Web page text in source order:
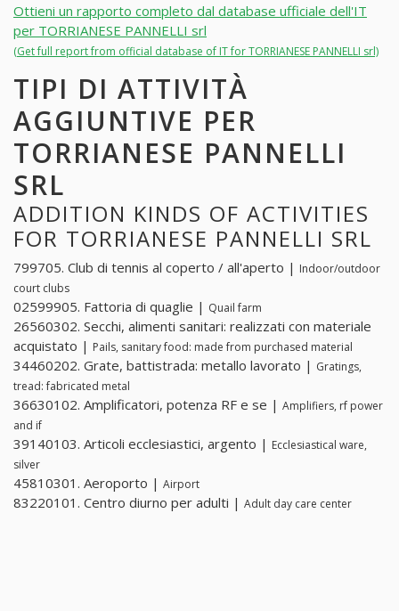
Ottieni un rapporto completo dal database ufficiale dell'IT
per TORRIANESE PANNELLI srl
(Get full report from official database of IT for TORRIANESE PANNELLI srl)
TIPI DI ATTIVITÀ
AGGIUNTIVE PER
TORRIANESE PANNELLI
SRL
ADDITION KINDS OF ACTIVITIES
FOR TORRIANESE PANNELLI SRL
799705. Club di tennis al coperto / all'aperto | Indoor/outdoor
court clubs
02599905. Fattoria di quaglie | Quail farm
26560302. Secchi, alimenti sanitari: realizzati con materiale
acquistato | Pails, sanitary food: made from purchased material
34460202. Grate, battistrada: metallo lavorato | Gratings,
tread: fabricated metal
36630102. Amplificatori, potenza RF e se | Amplifiers, rf power
and if
39140103. Articoli ecclesiastici, argento | Ecclesiastical ware,
silver
45810301. Aeroporto | Airport
83220101. Centro diurno per adulti | Adult day care center